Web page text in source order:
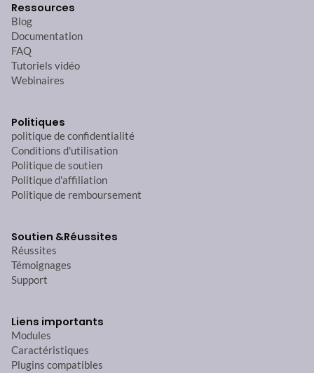
Ressources
Blog
Documentation
FAQ
Tutoriels vidéo
Webinaires
Politiques
politique de confidentialité
Conditions d'utilisation
Politique de soutien
Politique d'affiliation
Politique de remboursement
Soutien &Réussites
Réussites
Témoignages
Support
Liens importants
Modules
Caractéristiques
Plugins compatibles